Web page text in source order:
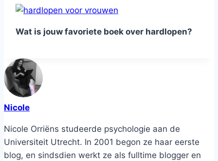
Wat is jouw favoriete boek over hardlopen?
Nicole
Nicole Orriëns studeerde psychologie aan de
Universiteit Utrecht. In 2001 begon ze haar eerste
blog, en sindsdien werkt ze als fulltime blogger en